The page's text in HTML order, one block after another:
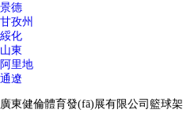
景德
甘孜州
綏化
山東
阿里地
通遼
廣東健倫體育發(fā)展有限公司籃球架